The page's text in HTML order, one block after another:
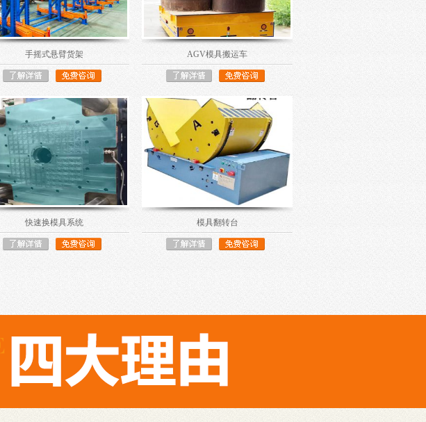
手摇式悬臂货架 AGV模具搬运车
快速换模具系统 模具翻转台